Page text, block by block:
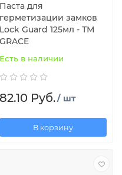
Паста для
герметизации замков
Lock Guard 125мл - ТМ
GRACE
Есть в наличии
82.10 Руб./ шт
В корзину